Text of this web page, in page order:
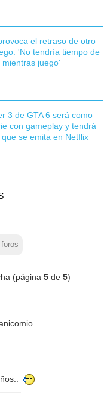
el retraso de otro
'No tendría tiempo de
mientras juego'
3 de GTA 6 será como
con gameplay y tendrá
se emita en Netflix
foros
(página 5de 5)